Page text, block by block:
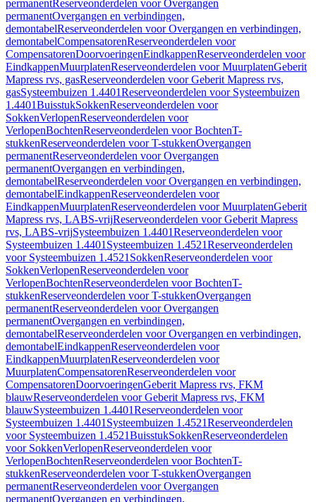
permanentReserveonderdelen voor Overgangen
permanentOvergangen en verbindingen,
demontabelReserveonderdelen voor Overgangen en verbindingen,
demontabelCompensatorenReserveonderdelen voor
CompensatorenDoorvoeringenEindkappenReserveonderdelen voor
EindkappenMuurplatenReserveonderdelen voor MuurplatenGeberit
Mapress rvs, gasReserveonderdelen voor Geberit Mapress rvs,
gasSysteembuizen 1.4401Reserveonderdelen voor Systeembuizen
1.4401BuisstukSokkenReserveonderdelen voor
SokkenVerlopenReserveonderdelen voor
VerlopenBochtenReserveonderdelen voor BochtenT-
stukkenReserveonderdelen voor T-stukkenOvergangen
permanentReserveonderdelen voor Overgangen
permanentOvergangen en verbindingen,
demontabelReserveonderdelen voor Overgangen en verbindingen,
demontabelEindkappenReserveonderdelen voor
EindkappenMuurplatenReserveonderdelen voor MuurplatenGeberit
Mapress rvs, LABS-vrijReserveonderdelen voor Geberit Mapress
rvs, LABS-vrijSysteembuizen 1.4401Reserveonderdelen voor
Systeembuizen 1.4401 Systeembuizen 1.4521Reserveonderdelen
voor Systeembuizen 1.4521 SokkenReserveonderdelen voor
SokkenVerlopenReserveonderdelen voor
VerlopenBochtenReserveonderdelen voor BochtenT-
stukkenReserveonderdelen voor T-stukkenOvergangen
permanentReserveonderdelen voor Overgangen
permanentOvergangen en verbindingen,
demontabelReserveonderdelen voor Overgangen en verbindingen,
demontabelEindkappenReserveonderdelen voor
EindkappenMuurplatenReserveonderdelen voor
MuurplatenCompensatorenReserveonderdelen voor
CompensatorenDoorvoeringenGeberit Mapress rvs, FKM
blauwReserveonderdelen voor Geberit Mapress rvs, FKM
blauwSysteembuizen 1.4401Reserveonderdelen voor
Systeembuizen 1.4401 Systeembuizen 1.4521Reserveonderdelen
voor Systeembuizen 1.4521BuisstukSokkenReserveonderdelen
voor SokkenVerlopenReserveonderdelen voor
VerlopenBochtenReserveonderdelen voor BochtenT-
stukkenReserveonderdelen voor T-stukkenOvergangen
permanentReserveonderdelen voor Overgangen
permanentOvergangen en verbindingen,